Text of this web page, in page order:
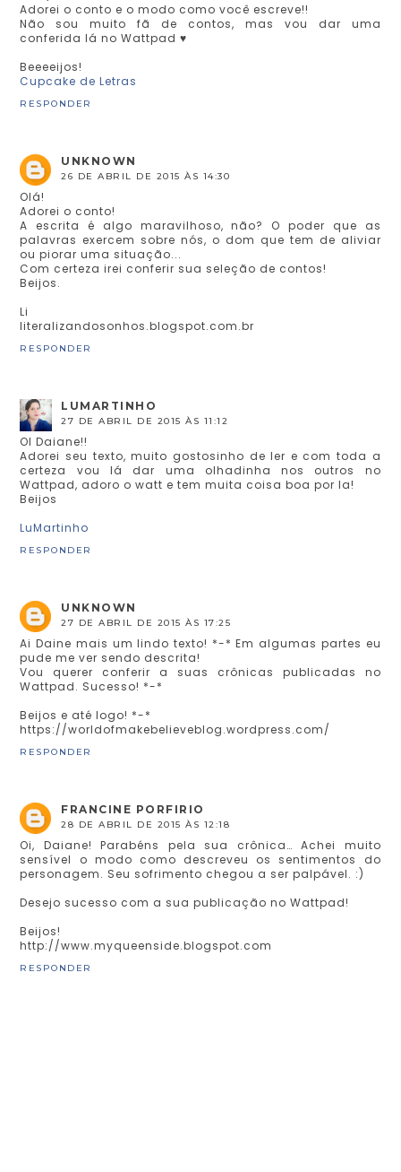
Adorei o conto e o modo como você escreve!!
Não sou muito fã de contos, mas vou dar uma
conferida lá no Wattpad ♥
Beeeeijos!
Cupcake de Letras
RESPONDER
UNKNOWN
26 DE ABRIL DE 2015 ÀS 14:30
Olá!
Adorei o conto!
A escrita é algo maravilhoso, não? O poder que as
palavras exercem sobre nós, o dom que tem de aliviar
ou piorar uma situação...
Com certeza irei conferir sua seleção de contos!
Beijos.
Li
literalizandosonhos.blogspot.com.br
RESPONDER
LUMARTINHO
27 DE ABRIL DE 2015 ÀS 11:12
OI Daiane!!
Adorei seu texto, muito gostosinho de ler e com toda a
certeza vou lá dar uma olhadinha nos outros no
Wattpad, adoro o watt e tem muita coisa boa por la!
Beijos
LuMartinho
RESPONDER
UNKNOWN
27 DE ABRIL DE 2015 ÀS 17:25
Ai Daine mais um lindo texto! *-* Em algumas partes eu
pude me ver sendo descrita!
Vou querer conferir a suas crônicas publicadas no
Wattpad. Sucesso! *-*
Beijos e até logo! *-*
https://worldofmakebelieveblog.wordpress.com/
RESPONDER
FRANCINE PORFIRIO
28 DE ABRIL DE 2015 ÀS 12:18
Oi, Daiane! Parabéns pela sua crônica… Achei muito
sensível o modo como descreveu os sentimentos do
personagem. Seu sofrimento chegou a ser palpável. :)
Desejo sucesso com a sua publicação no Wattpad!
Beijos!
http://www.myqueenside.blogspot.com
RESPONDER